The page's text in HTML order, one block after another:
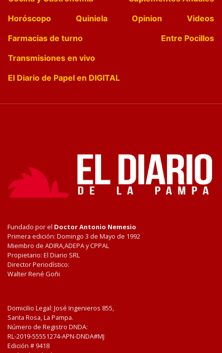
Horóscopo
Quiniela Opinion
Videos
Farmacias de turno
Entre Pocillos
Transmisiones en vivo
El Diario de Papel en DIGITAL
Fundado por el Doctor Antonio Nemesio
Primera edición: Domingo 3 de Mayo de 1992
Miembro de ADIRA,ADEPA y CPPAL
Propietario: El Diario SRL
Director Periodístico:
Walter René Goñi
Domicilio Legal: José Ingenieros 855,
Santa Rosa, La Pampa.
Número de Registro DNDA:
RL-2019-55551274-APN-DNDA#MJ
Edición # 9418